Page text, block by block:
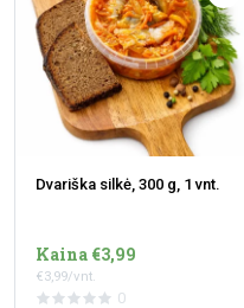
Dvariška silkė, 300 g, 1 vnt.
Kaina €3,99
€3,99/vnt.
0